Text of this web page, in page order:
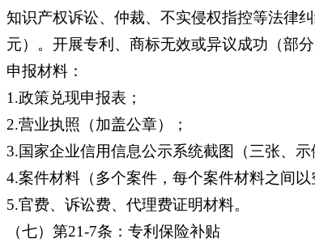
知识产权诉讼、仲裁、不实侵权指控等法律
元）。开展专利、商标无效或异议成功（部
申报材料：
1.政策兑现申报表；
2.营业执照（加盖公章）；
3.国家企业信用信息公示系统截图（三张、示
4.案件材料（多个案件，每个案件材料之间以
5.官费、诉讼费、代理费证明材料。
（七）第21-7条：专利保险补贴